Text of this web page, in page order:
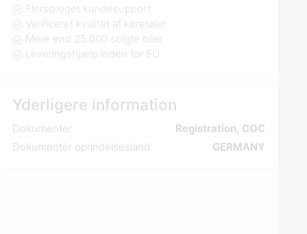
Flersproget kundesupport
Verificeret kvalitet af køretøjer
Mere end 25.000 solgte biler
Leveringshjælp inden for EU
Yderligere information
Dokumenter
Registration, COC
Dokumentér oprindelsesland
GERMANY